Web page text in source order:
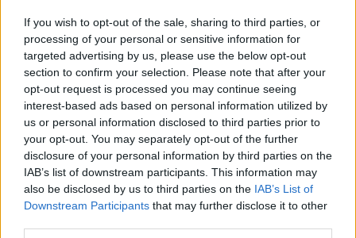
If you wish to opt-out of the sale, sharing to third parties, or
processing of your personal or sensitive information for
targeted advertising by us, please use the below opt-out
section to confirm your selection. Please note that after your
opt-out request is processed you may continue seeing
interest-based ads based on personal information utilized by
us or personal information disclosed to third parties prior to
your opt-out. You may separately opt-out of the further
disclosure of your personal information by third parties on the
IAB’s list of downstream participants. This information may
also be disclosed by us to third parties on the IAB’s List of
Downstream Participants that may further disclose it to other
​Quello che alle mamme non dicono
Adultescenza
Homo imbecillis
​4 anni di Blog
Quando il silenzio è aggressivo
​Il passato, questo conosciuto!
​Clima ballerino e sbalzi d’umore
La maternità
​L’uomo o l’orso?
Non hanno un amico a teatro​
​Tutta una questione di rispetto
​Cose che ci esauriscono
​Vespa che passione!
​Lasciate ai vostri figli il diritto di piangere